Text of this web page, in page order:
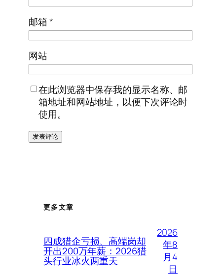
邮箱*
网站
在此浏览器中保存我的显示名称、邮
箱地址和网站地址，以便下次评论时
使用。
更多文章
四成猎企亏损、高端岗却
开出200万年薪：2026猎
头行业冰火两重天
2026
年8
月4
日